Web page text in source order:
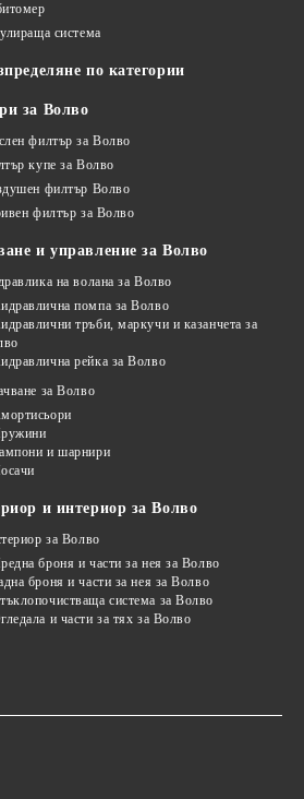
система
по категории
за Волво
филтър за Волво
купе за Волво
филтър Волво
филтър за Волво
и управление за Волво
на волана за Волво
помпа за Волво
тръби, маркучи и казанчета за
рейка за Волво
за Волво
и шарнири
и интериор за Волво
за Волво
броня и части за нея за Волво
броня и части за нея за Волво
система за Волво
и части за тях за Волво